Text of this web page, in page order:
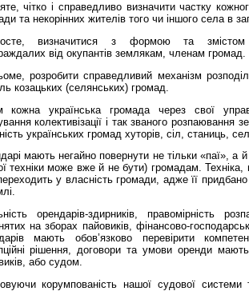
чітко і справедливо визначити частку
та некорінних жителів того чи іншого села в
визначитися з формою та змістом
від окупантів землякам, членам громад.
розробити справедливий механізм
козацьких (селянських) громад.
кожна українська громада через свої
колек­тивізації і так званого розпаювання
українських громад хуторів, сіл, станиць,
мають негайно повернути не тільки «паї», а й
техніки може вже й не бути) громадам. Техніка,
у власність громади, адже її
орендарів-здирників, правомірність
на зборах пайовиків, фінансово-
мають обов’язково перевірити
рішення, договори та умови оренди
або судом.
корумпованість нашої судової